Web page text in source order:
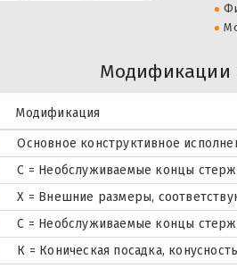
Модификации
Модификация
Основное конструктивное
С = Необслуживаемые концы
X = Внешние размеры,
С = Необслуживаемые концы
К = Коническая посадка, конусность